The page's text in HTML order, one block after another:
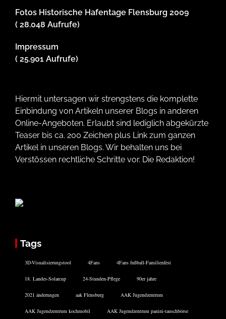
Fotos Historische Hafentage Flensburg 2009
( 28.048 Aufrufe)
Impressum
( 25.901 Aufrufe)
Hiermit untersagen wir strengstens die komplette
Einbindung von Artikeln unserer Blogs in anderen
Online-Angeboten. Erlaubt sind lediglich abgekürzte
Teaser bis ca. 200 Zeichen plus Link zum ganzen
Artikel in unseren Blogs. Wir behalten uns bei
Verstössen rechtliche Schritte vor. Die Redaktion!
Tags
3D-Visualisierungstool 4Fans 4Fans fußball-Familienfest
18. Landes-Solarcup 24-Stunden-Pflege 90er jahre
2021 änderungen aak Flensburg AAK Jugendzentrum
AAK Jugendzentrum kochmobil AAK Jugendzentrum panini-tauschbörse